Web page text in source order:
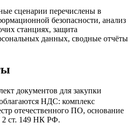
сценарии перечислены в
безопасности, анализ
станциях, защита
данных, сводные отчёты
документов для закупки
НДС: комплекс
отечественного ПО, основание
ст. 149 НК РФ.